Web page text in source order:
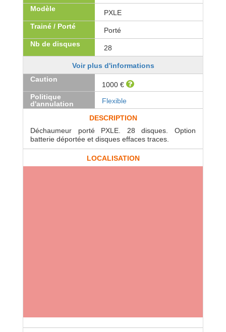
Modèle
PXLE
Trainé / Porté
Porté
Nb de disques
28
Voir plus d'informations
Caution
1000 €
Politique
d'annulation
Flexible
DESCRIPTION
Déchaumeur porté PXLE. 28 disques. Option
batterie déportée et disques effaces traces.
LOCALISATION